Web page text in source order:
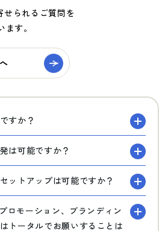
せられるご質問を
す。
すか？
は可能ですか？
ットアップは可能ですか？
ロモーション、ブランディン
トータルでお願いすることは